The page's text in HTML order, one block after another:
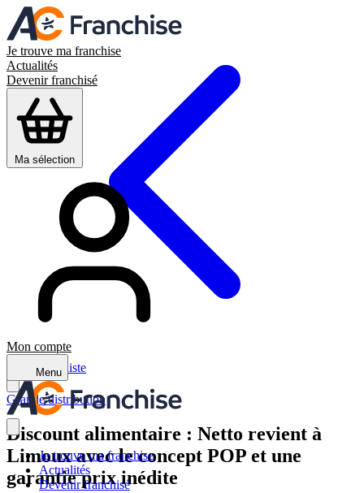
Je trouve ma franchise
Actualités
Devenir franchisé
Ma sélection
Mon compte
Menu
Je trouve ma franchise
Actualités
Devenir franchisé
Retour à la liste
Grande distribution
Discount alimentaire : Netto revient à
Limoux avec le concept POP et une
garantie prix inédite